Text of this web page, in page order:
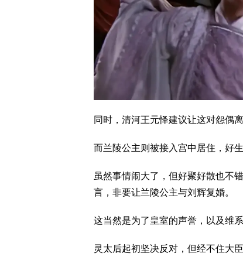
同时，清河王元怿建议让这对怨偶
而兰陵公主则被接入宫中居住，好生
虽然事情闹大了，但好聚好散也不
言，非要让兰陵公主与刘辉复婚。
这当然是为了皇室的声誉，以及维
灵太后起初坚决反对，但经不住大